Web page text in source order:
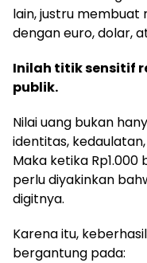
lain, justru
dengan euro, dolar,
Inilah titik sensitif
publik.
Nilai uang bukan
identitas,
Maka ketika Rp1.000
perlu diyakinkan
digitnya.
Karena itu,
bergantung pada: